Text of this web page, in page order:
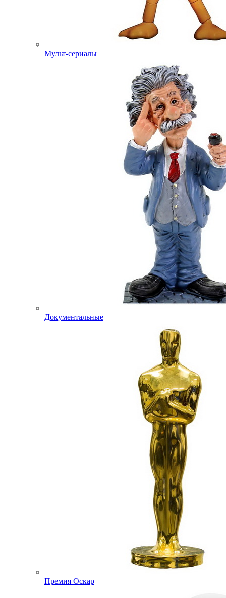
Мульт-сериалы
Документальные
Премия Оскар